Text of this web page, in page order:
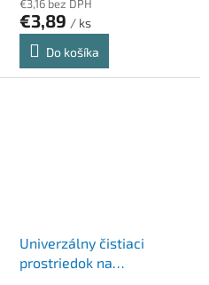
€3,16 bez DPH
€3,89 / ks
Do košíka
Univerzálny čistiaci
prostriedok na